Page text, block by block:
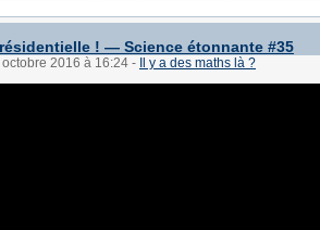
! — Science étonnante #35
2016 à 16:24 - Il y a des maths là ?